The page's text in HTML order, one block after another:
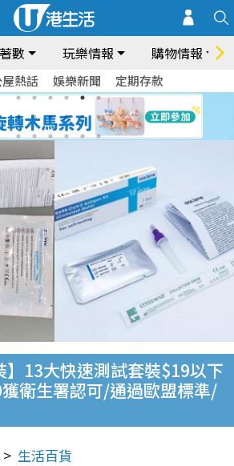
數 玩樂情報 購物情報
熱話 娛樂新聞 定期存款
】13大快速測試套裝$19以下
衛生署認可/通過歐盟標準/
生活百貨